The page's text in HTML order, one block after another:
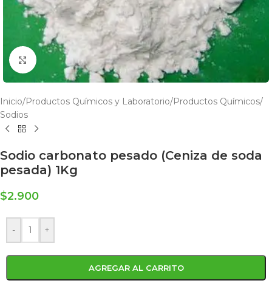
Click to enlarge
Inicio/Productos Químicos y Laboratorio/Productos Químicos/
Sodios
Sodio carbonato pesado (Ceniza de soda
pesada) 1Kg
$2.900
- +
AGREGAR AL CARRITO